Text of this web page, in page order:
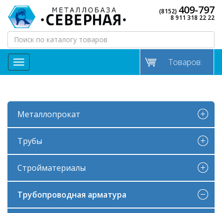
(8152) 409-797
8 911 318 22 22
МЕНЮ Товаров:
Металлопрокат
Трубы
Стройматериалы
Трубопроводная арматура